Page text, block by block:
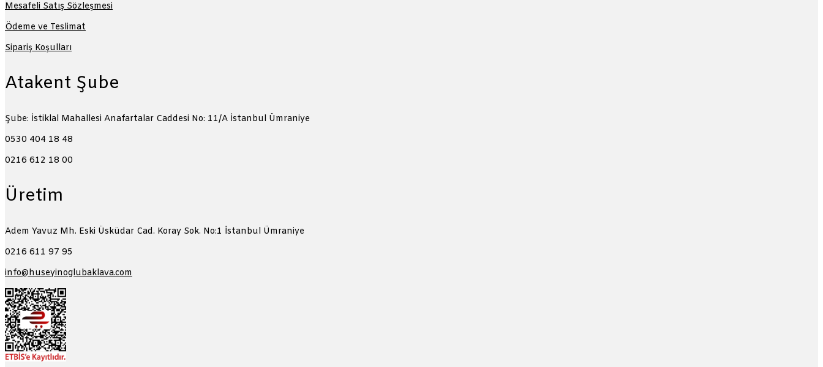
Mesafeli Satış Sözleşmesi
Ödeme ve Teslimat
Sipariş Koşulları
Atakent Şube
Şube: İstiklal Mahallesi Anafartalar Caddesi No: 11/A İstanbul Ümraniye
0530 404 18 48
0216 612 18 00
Üretim
Adem Yavuz Mh. Eski Üsküdar Cad. Koray Sok. No:1 İstanbul Ümraniye
0216 611 97 95
info@huseyinoglubaklava.com